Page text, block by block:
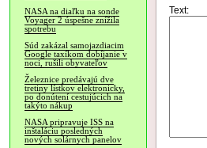
NASA na diaľku na sonde
Voyager 2 úspešne znížila
spotrebu
Súd zakázal samojazdiacim
Google taxíkom dobíjanie v
noci, rušili obyvateľov
Železnice predávajú dve
tretiny lístkov elektronicky,
po donútení cestujúcich na
takýto nákup
NASA pripravuje ISS na
inštaláciu posledných
nových solárnych panelov
Text: